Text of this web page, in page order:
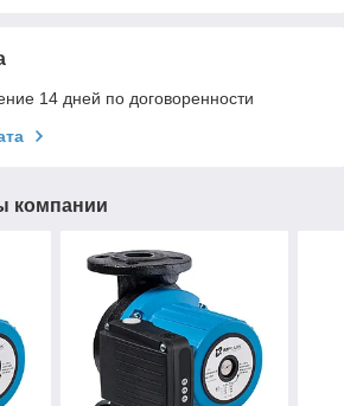
14 дней по договоренности
компании